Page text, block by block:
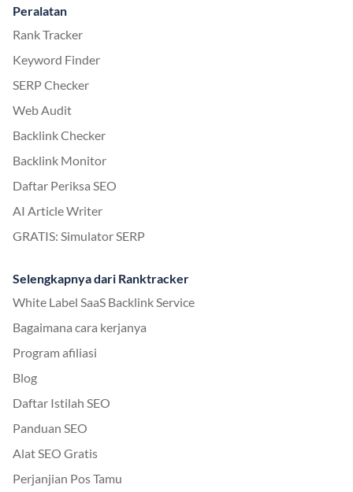
Peralatan
Rank Tracker
Keyword Finder
SERP Checker
Web Audit
Backlink Checker
Backlink Monitor
Daftar Periksa SEO
AI Article Writer
GRATIS: Simulator SERP
Selengkapnya dari Ranktracker
White Label SaaS Backlink Service
Bagaimana cara kerjanya
Program afiliasi
Blog
Daftar Istilah SEO
Panduan SEO
Alat SEO Gratis
Perjanjian Pos Tamu